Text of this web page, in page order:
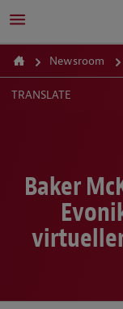
Newsroom
TRANSLATE
Baker